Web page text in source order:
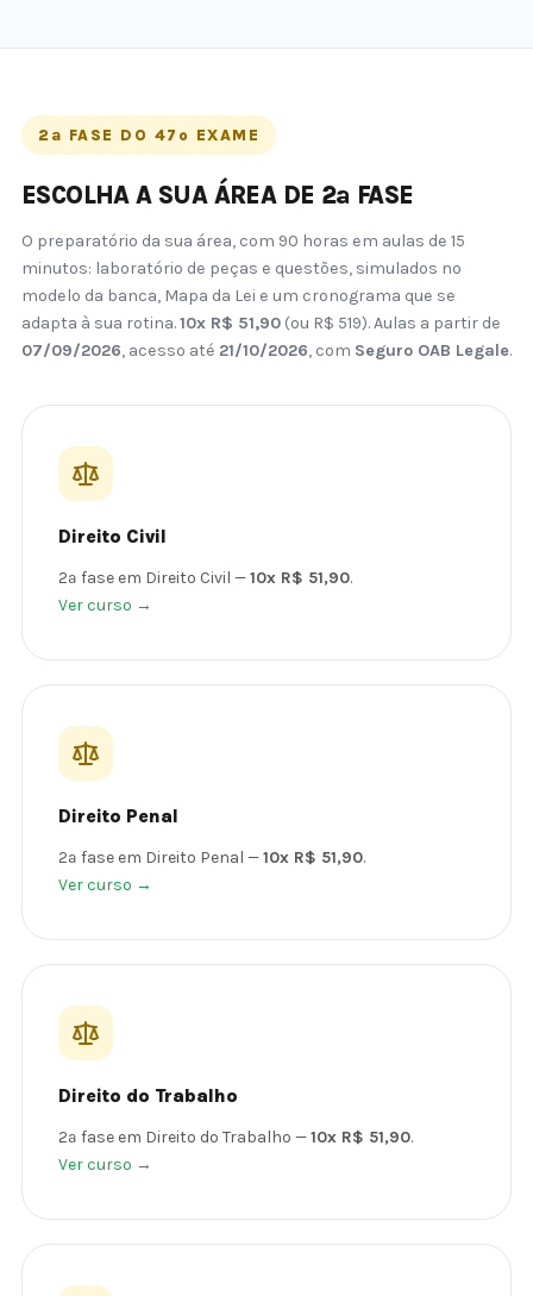
2ª FASE DO 47º EXAME
ESCOLHA A SUA ÁREA DE 2ª FASE
O preparatório da sua área, com 90 horas em aulas de 15
minutos: laboratório de peças e questões, simulados no
modelo da banca, Mapa da Lei e um cronograma que se
adapta à sua rotina.10x R$ 51,90 (ou R$ 519). Aulas a partir de
07/09/2026, acesso até 21/10/2026, com Seguro OAB Legale.
Direito Civil
2ª fase em Direito Civil —10x R$ 51,90.
Ver curso →
Direito Penal
2ª fase em Direito Penal —10x R$ 51,90.
Ver curso →
Direito do Trabalho
2ª fase em Direito do Trabalho —10x R$ 51,90.
Ver curso →